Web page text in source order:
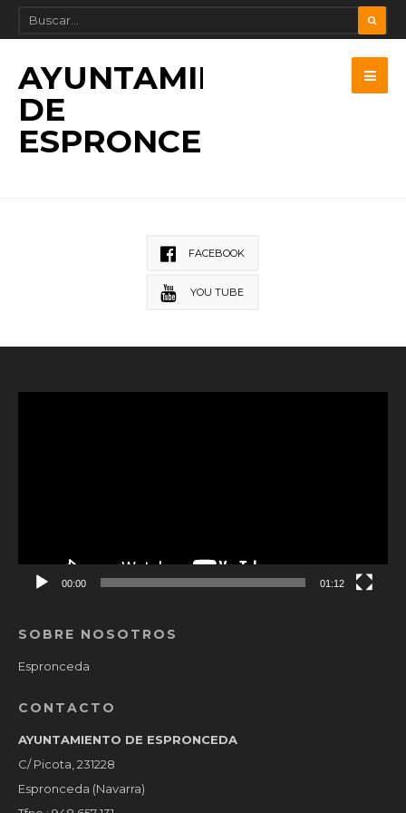
AYUNTAMIENTO
DE
ESPRONCEDA
FACEBOOK
YOU TUBE
00:00 01:12
SOBRE NOSOTROS
Espronceda
CONTACTO
AYUNTAMIENTO DE ESPRONCEDA
C/ Picota, 231228
Espronceda (Navarra)